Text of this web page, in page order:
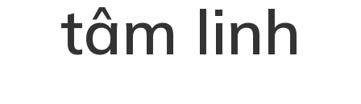
tâm linh